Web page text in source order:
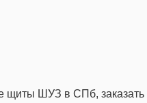
щиты ШУЗ в СПб,